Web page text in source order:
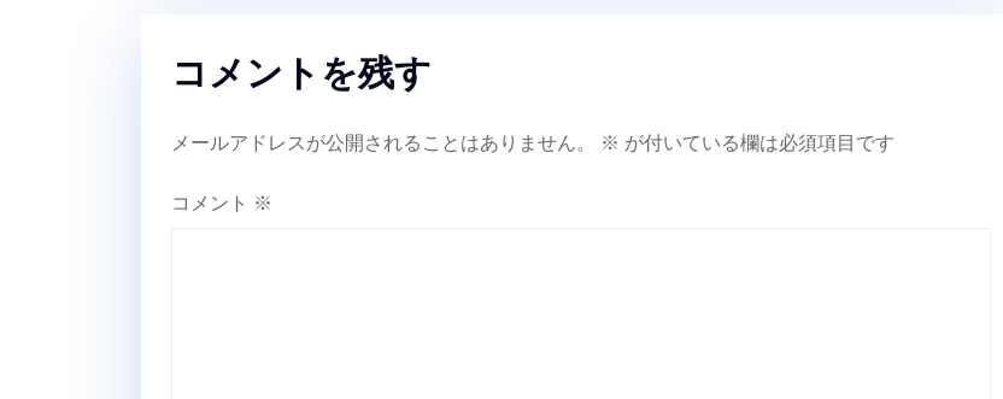
コメントを残す
メールアドレスが公開されることはありません。 ※ が付いている欄は必須項目です
コメント ※